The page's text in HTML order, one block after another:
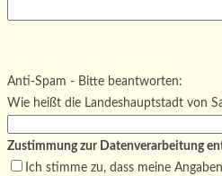
Bitte lasse dieses Feld leer.
Anti-Spam - Bitte beantworten:
Wie heißt die Landeshauptstadt von
Zustimmung zur Datenverarbeitung
Ich stimme zu, dass meine